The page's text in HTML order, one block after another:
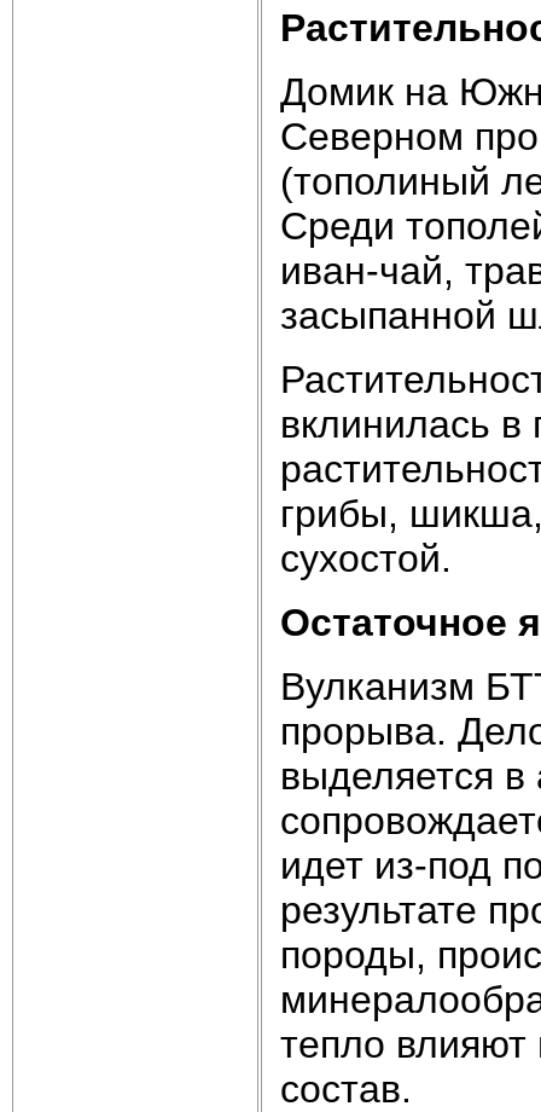
Домик на
Северном
(тополиный
Среди
иван-чай,
засыпанной
вклинилась в
грибы,
сухостой.
Остаточное
Вулканизм
прорыва.
выделяется в
идет из-под
результате
породы,
тепло
состав.